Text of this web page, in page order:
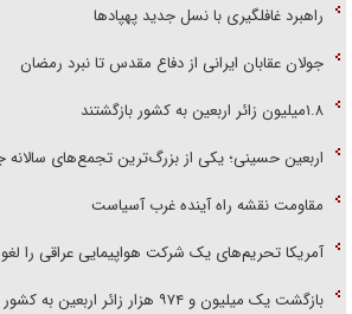
راهبرد غافلگیری با نسل جدید پهپاد‌ها
جولان عقابان ایرانی از دفاع مقدس تا نبرد رمضان
۱.۸میلیون زائر اربعین به کشور بازگشتند
اربعین حسینی؛ یکی از بزرگ‌ترین تجمع‌های سالانه
مقاومت نقشه راه آینده غرب آسیاست
آمریکا تحریم‌های یک شرکت هواپیمایی عراقی را
بازگشت یک میلیون و ۹۷۴ هزار زائر اربعین به کشور